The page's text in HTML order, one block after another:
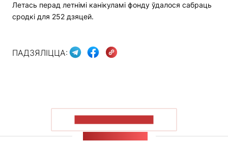
Летась перад летнімі канікуламі фонду ўдалося сабраць
сродкі для 252 дзяцей.
ПАДЗЯЛІЦЦА: